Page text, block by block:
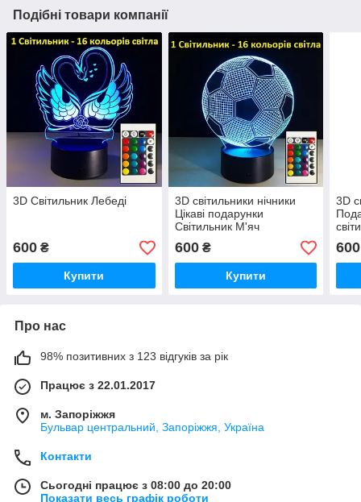
Подібні товари компанії
3D Світильник Лебеді
600 ₴
Купити
3D світильники нічники
Цікаві подарунки
Світильник М'яч
600₴
Купити
3D
600
Про нас
98% позитивних з 123 відгуків за рік
Працює з 22.01.2017
м. Запоріжжя
Бульвар центральний, Запоріжжя, Україна
Контакти
Сьогодні працює з 08:00 до 20:00
Показати весь графік роботи